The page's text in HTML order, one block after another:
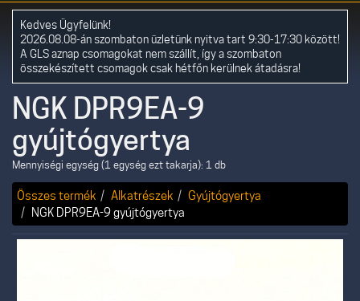
Kedves Ügyfelünk!
2026.08.08-án szombaton üzletünk nyitva tart 9:30-17:30 között!
A GLS aznap csomagokat nem szállít, így a szombaton
összekészített csomagok csak hétfőn kerülnek átadásra!
NGK DPR9EA-9
gyújtógyertya
Mennyiségi egység (1 egység ezt takarja): 1 db
Összes termék Alkatrészek
Gyújtógyertya
NGK DPR9EA-9 gyújtógyertya